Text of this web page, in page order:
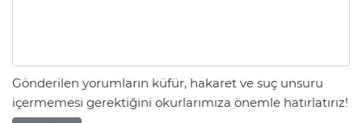
Gönderilen yorumların küfür, hakaret ve suç unsuru
içermemesi gerektiğini okurlarımıza önemle hatırlatırız!